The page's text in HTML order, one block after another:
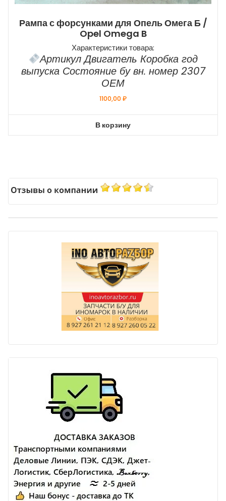
Рампа с форсунками для Опель Омега Б /
Opel Omega B
Характеристики товара:
Артикул Двигатель Коробка год
выпуска Состояние бу вн. номер 2307
ОЕМ
1100,00₽
В корзину